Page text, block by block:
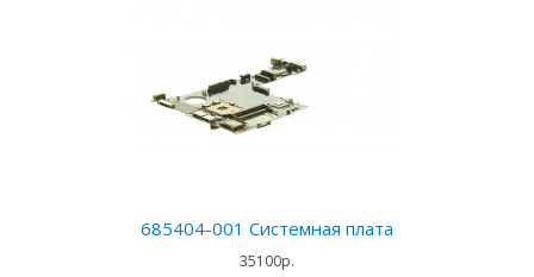
685404-001 Системная плата
35100р.